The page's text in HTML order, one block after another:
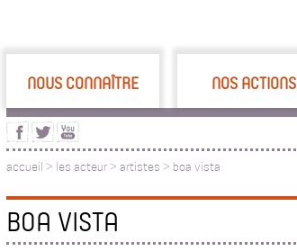
NOUS CONNAÎTRE NOS ACTIONS
accueil > les acteur > artistes > boa vista
BOA VISTA